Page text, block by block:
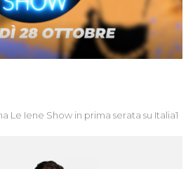
Le Iene Show in prima serata su Italia1